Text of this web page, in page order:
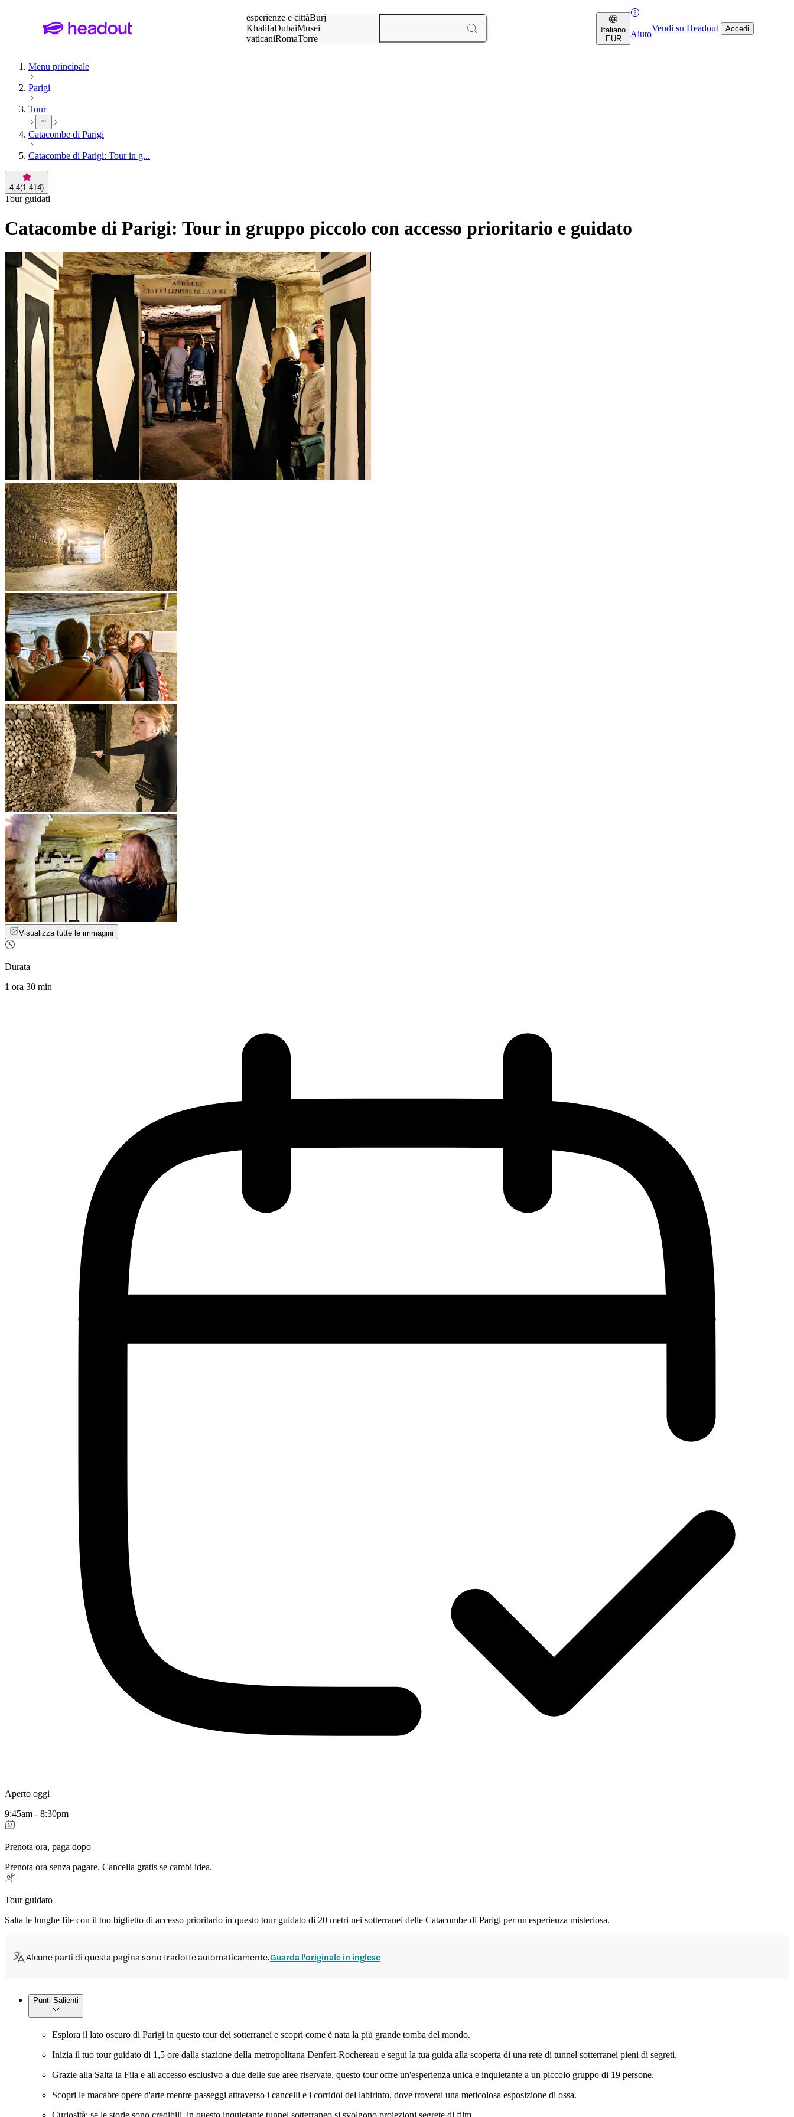
esperienze e cittàBurj
KhalifaDubaiMusei
vaticaniRomaTorre
Italiano
EUR
Aiuto
Vendi su Headout Accedi
Menu principale
Parigi
Tour
Catacombe di Parigi
Catacombe di Parigi: Tour in g...
4,4(1.414)
Tour guidati
Catacombe di Parigi: Tour in gruppo piccolo con accesso prioritario e guidato
Visualizza tutte le immagini
Durata
1 ora 30 min
Aperto oggi
9:45am - 8:30pm
Prenota ora, paga dopo
Prenota ora senza pagare. Cancella gratis se cambi idea.
Tour guidato
Salta le lunghe file con il tuo biglietto di accesso prioritario in questo tour guidato di 20 metri nei sotterranei delle Catacombe di Parigi per un'esperienza misteriosa.
Alcune parti di questa pagina sono tradotte automaticamente.Guarda l'originale in inglese
Punti Salienti
Esplora il lato oscuro di Parigi in questo tour dei sotterranei e scopri come è nata la più grande tomba del mondo.
Inizia il tuo tour guidato di 1,5 ore dalla stazione della metropolitana Denfert-Rochereau e segui la tua guida alla scoperta di una rete di tunnel sotterranei pieni di segreti.
Grazie alla Salta la Fila e all'accesso esclusivo a due delle sue aree riservate, questo tour offre un'esperienza unica e inquietante a un piccolo gruppo di 19 persone.
Scopri le macabre opere d'arte mentre passeggi attraverso i cancelli e i corridoi del labirinto, dove troverai una meticolosa esposizione di ossa.